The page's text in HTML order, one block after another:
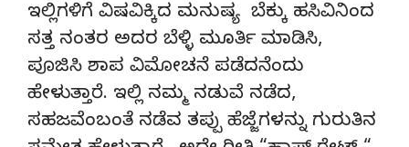
ಇಲ್ಲಿಗಳಿಗೆ ವಿಷವಿಕ್ಕಿದ ಮನುಷ್ಯ ಬೆಕ್ಕು ಹಸಿವಿನಿಂದ
ಸತ್ತ ನಂತರ ಅದರ ಬೆಳ್ಳಿ ಮೂರ್ತಿ ಮಾಡಿಸಿ,
ಪೂಜಿಸಿ ಶಾಪ ವಿಮೋಚನೆ ಪಡೆದನೆಂದು
ಹೇಳುತ್ತಾರೆ. ಇಲ್ಲಿ ನಮ್ಮ ನಡುವೆ ನಡೆದ,
ಸಹಜವೆಂಬಂತೆ ನಡೆವ ತಪ್ಪು ಹೆಜ್ಜೆಗಳನ್ನು ಗುರುತಿನ